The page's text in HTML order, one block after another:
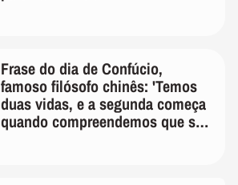
Frase do dia de Confúcio,
famoso filósofo chinês: 'Temos
duas vidas, e a segunda começa
quando compreendemos que só